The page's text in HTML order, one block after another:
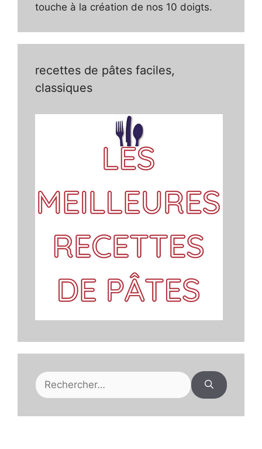
touche à la création de nos 10 doigts.
recettes de pâtes faciles,
classiques
Rechercher :